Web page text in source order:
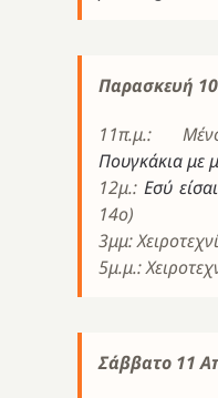
Παρασκευή
11π.μ.:
Πουγκάκια με
12μ.: Εσύ
14ο)
3μμ:
5μ.μ.:
Σάββατο 11